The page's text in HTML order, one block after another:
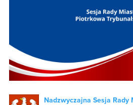
Nadzwyczajna Sesja